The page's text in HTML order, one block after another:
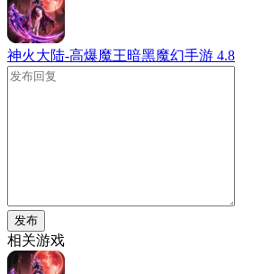
神火大陆-高爆魔王暗黑魔幻手游 4.8
发布
相关游戏